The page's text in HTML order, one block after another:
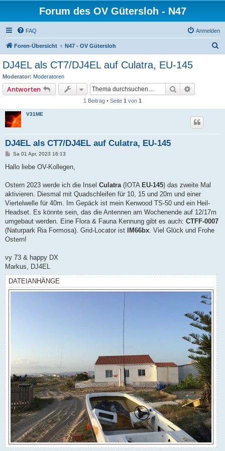
Forum des OV Gütersloh - N47
FAQ Anmelden
Foren-Übersicht N47 - OV Gütersloh
DJ4EL als CT7/DJ4EL auf Culatra, EU-145
Moderator: Moderatoren
Antworten Suche
1 Beitrag • Seite 1 von 1
V31ME
DJ4EL als CT7/DJ4EL auf Culatra, EU-145
B
i
a
Sa 01 Apr, 2023 16:13
Hallo liebe OV-Kollegen,
Ostern 2023 werde ich die Insel Culatra (IOTA EU-145) das zweite Mal
aktivieren. Diesmal mit Quadschleifen für 10, 15 und 20m und einer
Viertelwelle für 40m. Im Gepäck ist mein Kenwood TS-50 und ein Heil-
Headset. Es könnte sein, das die Antennen am Wochenende auf 12/17m
umgebaut werden. Eine Flora & Fauna Kennung gibt es auch: CTFF-0007
(Naturpark Ria Formosa). Grid-Locator ist IM66bx . Viel Glück und Frohe
Ostern!
vy 73 & happy DX
Markus, DJ4EL
DATEIANHÄNGE